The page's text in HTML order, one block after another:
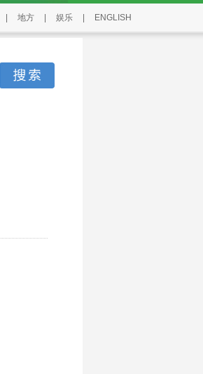
地方 娱乐 ENGLISH